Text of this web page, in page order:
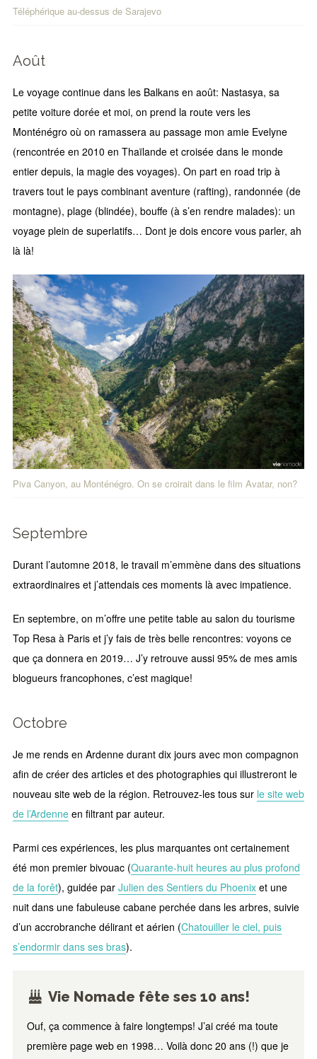
Téléphérique au-dessus de Sarajevo
Août
Le voyage continue dans les Balkans en août: Nastasya, sa
petite voiture dorée et moi, on prend la route vers les
Monténégro où on ramassera au passage mon amie Evelyne
(rencontrée en 2010 en Thaïlande et croisée dans le monde
entier depuis, la magie des voyages). On part en road trip à
travers tout le pays combinant aventure (rafting), randonnée (de
montagne), plage (blindée), bouffe (à s’en rendre malades): un
voyage plein de superlatifs… Dont je dois encore vous parler, ah
là là!
Piva Canyon, au Monténégro. On se croirait dans le film Avatar, non?
Septembre
Durant l’automne 2018, le travail m’emmène dans des situations
extraordinaires et j’attendais ces moments là avec impatience.
En septembre, on m’offre une petite table au salon du tourisme
Top Resa à Paris et j’y fais de très belle rencontres: voyons ce
que ça donnera en 2019… J’y retrouve aussi 95% de mes amis
blogueurs francophones, c’est magique!
Octobre
Je me rends en Ardenne durant dix jours avec mon compagnon
afin de créer des articles et des photographies qui illustreront le
nouveau site web de la région. Retrouvez-les tous sur le site web
de l’Ardenneen filtrant par auteur.
Parmi ces expériences, les plus marquantes ont certainement
été mon premier bivouac (Quarante-huit heures au plus profond
de la forêt), guidée par Julien des Sentiers du Phoenixet une
nuit dans une fabuleuse cabane perchée dans les arbres, suivie
d’un accrobranche délirant et aérien (Chatouiller le ciel, puis
s’endormir dans ses bras).
Vie Nomade fête ses 10 ans!
Ouf, ça commence à faire longtemps! J’ai créé ma toute
première page web en 1998… Voilà donc 20 ans (!) que je